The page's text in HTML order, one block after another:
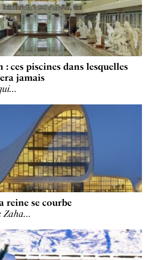
: ces piscines dans lesquelles
jamais
reine se courbe
Zaha…